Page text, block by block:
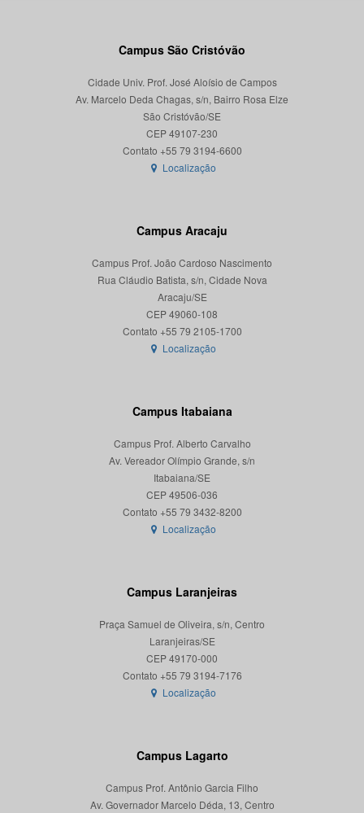
Campus São Cristóvão
Cidade Univ. Prof. José Aloísio de Campos
Av. Marcelo Deda Chagas, s/n, Bairro Rosa Elze
São Cristóvão/SE
CEP 49107-230
Localização
Campus Aracaju
Campus Prof. João Cardoso Nascimento
Rua Cláudio Batista, s/n, Cidade Nova
Aracaju/SE
CEP 49060-108
Localização
Campus Itabaiana
Campus Prof. Alberto Carvalho
Av. Vereador Olímpio Grande, s/n
Itabaiana/SE
CEP 49506-036
Localização
Campus Laranjeiras
Praça Samuel de Oliveira, s/n, Centro
Laranjeiras/SE
CEP 49170-000
Localização
Campus Lagarto
Campus Prof. Antônio Garcia Filho
Av. Governador Marcelo Déda, 13, Centro